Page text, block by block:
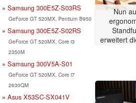
Samsung 300E5Z-S03RS
GeForce GT 520MX, Pentium B950
Samsung 300E5Z-S02RS
GeForce GT 520MX, Core i3
2350M
Samsung 300V5A-S01
GeForce GT 520MX, Core i7
2630QM
Asus X53SC-SX041V
Nun
erweitert